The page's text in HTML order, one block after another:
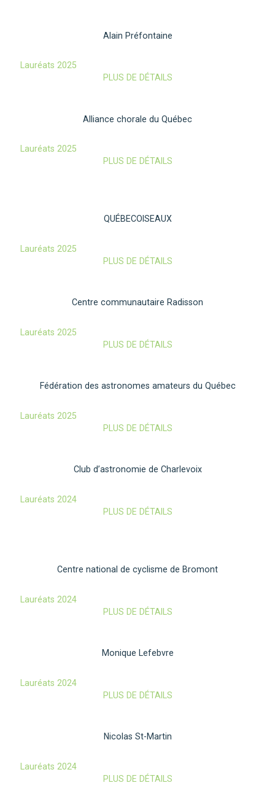
Alain Préfontaine
Lauréats 2025
PLUS DE DÉTAILS
Alliance chorale du Québec
Lauréats 2025
PLUS DE DÉTAILS
QUÉBECOISEAUX
Lauréats 2025
PLUS DE DÉTAILS
Centre communautaire Radisson
Lauréats 2025
PLUS DE DÉTAILS
Fédération des astronomes amateurs du Québec
Lauréats 2025
PLUS DE DÉTAILS
Club d’astronomie de Charlevoix
Lauréats 2024
PLUS DE DÉTAILS
Centre national de cyclisme de Bromont
Lauréats 2024
PLUS DE DÉTAILS
Monique Lefebvre
Lauréats 2024
PLUS DE DÉTAILS
Nicolas St-Martin
Lauréats 2024
PLUS DE DÉTAILS